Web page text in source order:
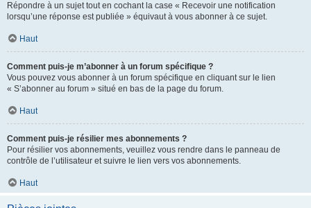
Répondre à un sujet tout en cochant la case « Recevoir une notification
lorsqu’une réponse est publiée » équivaut à vous abonner à ce sujet.
Haut
Comment puis-je m’abonner à un forum spécifique ?
Vous pouvez vous abonner à un forum spécifique en cliquant sur le lien
« S’abonner au forum » situé en bas de la page du forum.
Haut
Comment puis-je résilier mes abonnements ?
Pour résilier vos abonnements, veuillez vous rendre dans le panneau de
contrôle de l’utilisateur et suivre le lien vers vos abonnements.
Haut